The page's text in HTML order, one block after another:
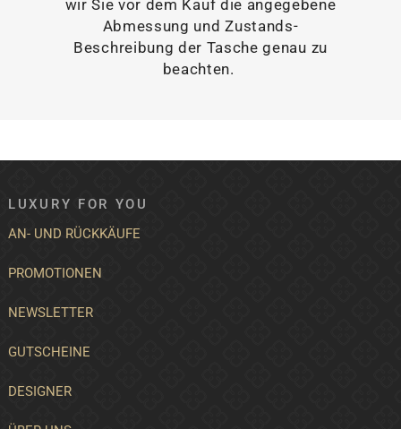
wir Sie vor dem Kauf die angegebene
Abmessung und Zustands-
Beschreibung der Tasche genau zu
beachten.
LUXURY FOR YOU
AN- UND RÜCKKÄUFE
PROMOTIONEN
NEWSLETTER
GUTSCHEINE
DESIGNER